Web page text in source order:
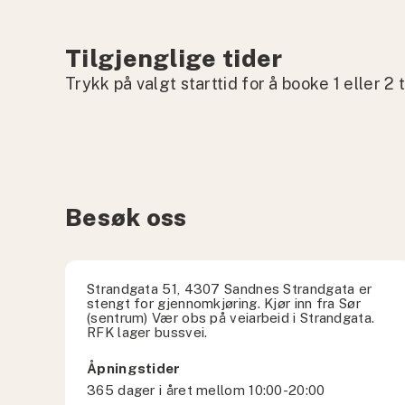
Tilgjenglige tider
Trykk på valgt starttid for å booke 1 eller 2
Besøk oss
Strandgata 51, 4307 Sandnes Strandgata er
stengt for gjennomkjøring. Kjør inn fra Sør
(sentrum) Vær obs på veiarbeid i Strandgata.
RFK lager bussvei.
Åpningstider
365 dager i året mellom 10:00-20:00